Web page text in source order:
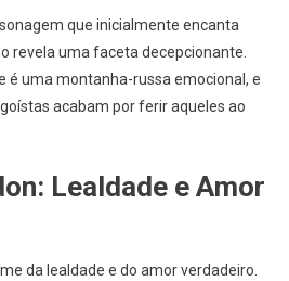
que inicialmente encanta
revela uma faceta decepcionante.
é uma montanha-russa emocional, e
acabam por ferir aqueles ao
Lealdade e Amor
da lealdade e do amor verdadeiro.